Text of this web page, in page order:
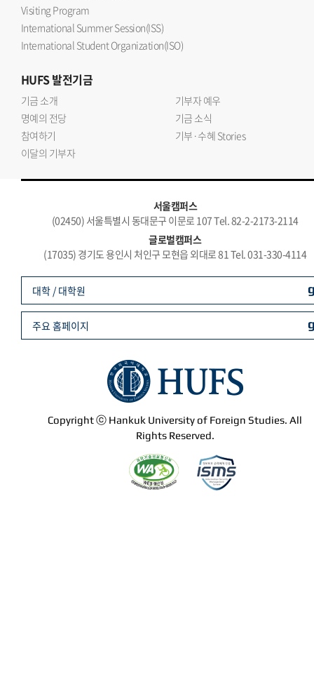
Visiting Program
International Summer Session(ISS)
International Student Organization(ISO)
HUFS발전기금
기금 소개
기부자 예우
명예의 전당
기금 소식
참여하기
기부·수혜 Stories
이달의 기부자
서울캠퍼스
(02450) 서울특별시 동대문구 이문로 107 Tel. 82-2-2173-2114
글로벌캠퍼스
(17035) 경기도 용인시 처인구 모현읍 외대로 81 Tel. 031-330-4114
Copyright ⓒ Hankuk University of Foreign Studies. All
Rights Reserved.
대학 / 대학원
주요 홈페이지